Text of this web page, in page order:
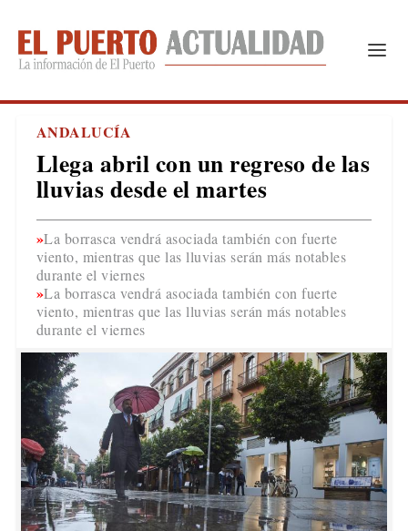
ANDALUCÍA
Llega abril con un regreso de las
lluvias desde el martes
La borrasca vendrá asociada también con fuerte
viento, mientras que las lluvias serán más notables
durante el viernes
La borrasca vendrá asociada también con fuerte
viento, mientras que las lluvias serán más notables
durante el viernes